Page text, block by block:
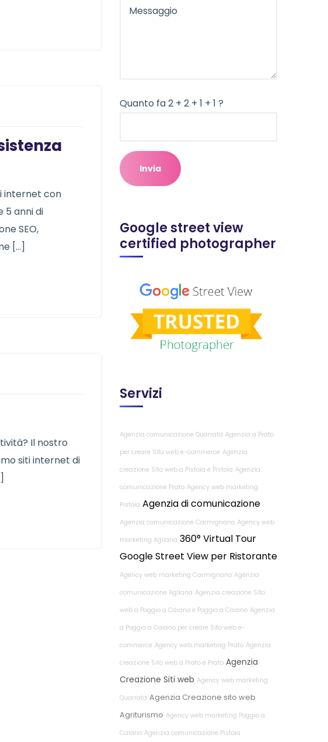
internet con
5 anni di
SEO,
[…]
Il nostro
siti internet di
Quanto fa 2 + 2 + 1 + 1 ?
Google street view
certified photographer
Servizi
Agenzia comunicazione Quarrata Agenzia a Prato
per creare Sito web e-commerce Agenzia
creazione Sito web a Pistoia e Pistoia Agenzia
comunicazione Prato Agency web marketing
Pistoia Agenzia di comunicazione
Agenzia comunicazione Carmignano Agency web
marketing Agliana 360° Virtual Tour
Google Street View per Ristorante
Agency web marketing Carmignano Agenzia
comunicazione Agliana Agenzia creazione Sito
web a Poggio a Caiano e Poggio a Caiano Agenzia
a Poggio a Caiano per creare Sito web e-
commerce Agency web marketing Prato Agenzia
creazione Sito web a Prato e Prato Agenzia
Creazione Siti web Agency web marketing
Quarrata Agenzia Creazione sito web
Agriturismo Agency web marketing Poggio a
Caiano Agenzia comunicazione Pistoia